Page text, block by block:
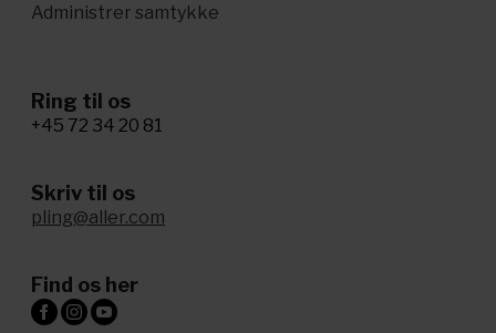
Administrer samtykke
Ring til os
+45 72 34 20 81
Skriv til os
pling@aller.com
Find os her